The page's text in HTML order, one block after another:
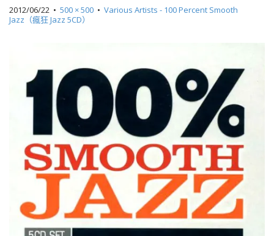
2012/06/22 • 500 × 500 • Various Artists - 100 Percent Smooth
Jazz（瘋狂 Jazz 5CD）